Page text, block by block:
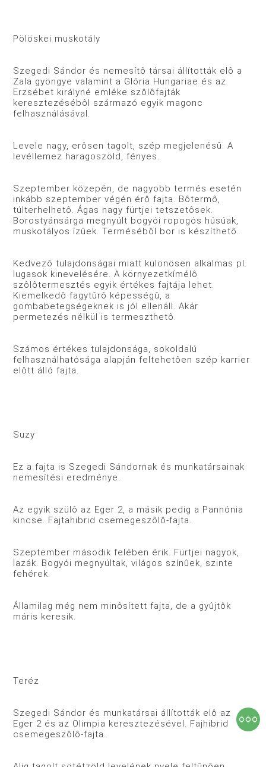
Pölöskei muskotály
Szegedi Sándor és nemesítô társai állították elô a
Zala gyöngye valamint a Glória Hungariae és az
Erzsébet királyné emléke szôlôfajták
keresztezésébôl származó egyik magonc
felhasználásával.
Levele nagy, erôsen tagolt, szép megjelenésû. A
levéllemez haragoszöld, fényes.
Szeptember közepén, de nagyobb termés esetén
inkább szeptember végén érô fajta. Bôtermô,
túlterhelhetô. Ágas nagy fürtjei tetszetôsek.
Borostyánsárga megnyúlt bogyói ropogós húsúak,
muskotályos ízûek. Termésébôl bor is készíthetô.
Kedvezô tulajdonságai miatt különösen alkalmas pl.
lugasok kinevelésére. A környezetkímélô
szôlôtermesztés egyik értékes fajtája lehet.
Kiemelkedô fagytûrô képességû, a
gombabetegségeknek is jól ellenáll. Akár
permetezés nélkül is termeszthetô.
Számos értékes tulajdonsága, sokoldalú
felhasználhatósága alapján feltehetôen szép karrier
elôtt álló fajta.
Suzy
Ez a fajta is Szegedi Sándornak és munkatársainak
nemesítési eredménye.
Az egyik szülô az Eger 2, a másik pedig a Pannónia
kincse. Fajtahibrid csemegeszôlô-fajta.
Szeptember második felében érik. Fürtjei nagyok,
lazák. Bogyói megnyúltak, világos színûek, szinte
fehérek.
Államilag még nem minôsített fajta, de a gyûjtôk
máris keresik.
Teréz
Szegedi Sándor és munkatársai állították elô az
Eger 2 és az Olimpia keresztezésével. Fajhibrid
csemegeszôlô-fajta.